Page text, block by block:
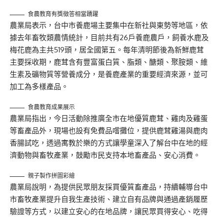
食農教育有獎徵答相當踴躍
農業局表示，台中市養鹿場主要集中在新社與東勢等地區，依
據去年畜牧類農情統計，目前共有26戶養鹿農戶，飼養水鹿及
梅花鹿為主共519頭，居全國第五。每年清明節後為新鮮鹿茸
主要採收期，鹿茸含有豐富蛋白質、脂類、醣類、聚胺類、維
生素及礦物質等營養成分，是養鹿產業的重要經濟來源，並可
加工為多樣產品。
食農教育成果展示
農業局指出，今日活動除推廣全市在地優質鹿茸、雞肉及雞蛋
等畜產品外，現場也設有免費品嚐攤位，提供鹿茸雞湯與鹿肉
香腸試吃，透過寓教於樂的方式讓學童深入了解台中在地的經
濟動物與畜牧產業，鼓勵市民支持本地畜產品、安心消費。
親子製作拼圖彩繪
農業局說明，為提供民眾朋友採買優質畜產品，持續輔導台中
市畜牧產業提升自我生產技術、建立自有品牌與通過產銷履歷
驗證等方式，以建立安心的在地品牌，讓民眾買得安心、吃得